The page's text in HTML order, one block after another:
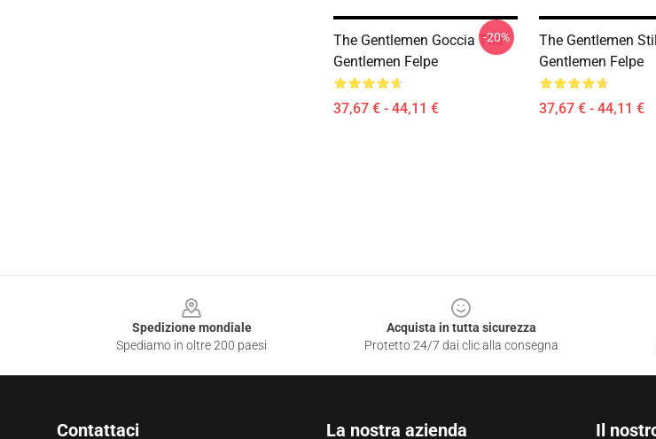
The Gentlemen Goccia The
Gentlemen Felpe
37,67 € - 44,11 €
-20%
The Gentlemen
Gentlemen Felpe
37,67 € - 44,11 €
Spedizione mondiale
Spediamo in oltre 200 paesi
Acquista in tutta sicurezza
Protetto 24/7 dai clic alla consegna
Contattaci La nostra azienda Il